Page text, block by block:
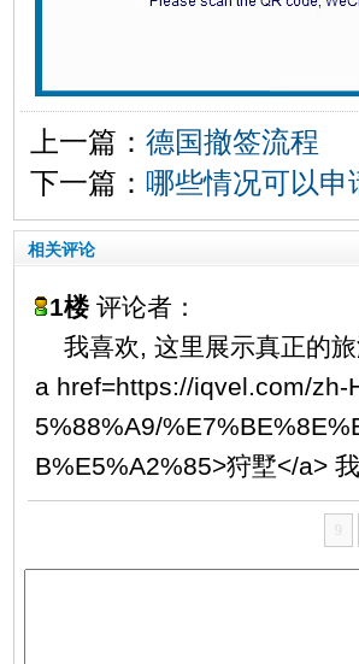
上一篇： 德国撤签流程
下一篇： 哪些情况可以申
相关评论
1楼评论者：
我喜欢, 这里展示真正的
a href=https://iqvel.com/zh-
5%88%A9/
B%E5%A2%85>狩墅</a>